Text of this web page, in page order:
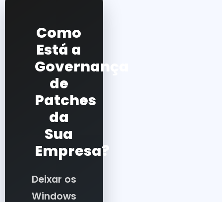
Como
Está a
Governança
de
Patches
da
Sua
Empresa?
Deixar os
Windows